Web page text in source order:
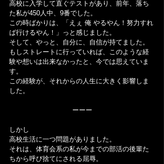
高校に入学して直ぐテストがあり、前年、落ち
た私が450人中、9番でした。
この時ばかりは、「えぇ 俺 やるやん！努力すれ
ば行けるやん！」っと感じました。
そして、やっと、自分に、自信が持てました。
もしストレートに行っていれば、このような経
験や想いは出来なかったと、今では思えていま
す。
この経験が、それからの人生に大きく影響しま
した。
ーーー
しかし
高校生活に一つ問題がありました。
それは、体育会系の私が今までの部活の後輩た
ちから呼び捨てにされる屈辱。